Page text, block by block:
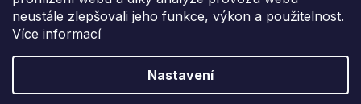
neustále zlepšovali jeho funkce, výkon a použitelnost.
Více informací
Nastavení
Vytvořil Shoptet